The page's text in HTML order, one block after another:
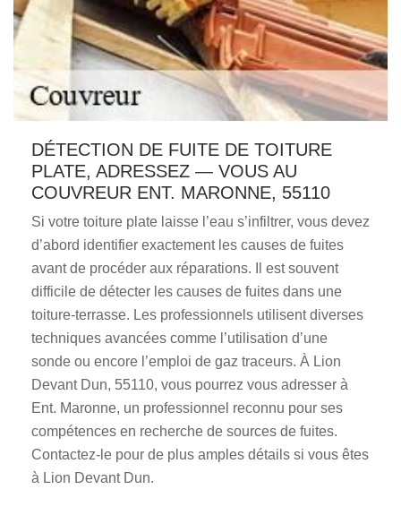
DÉTECTION DE FUITE DE TOITURE
PLATE, ADRESSEZ — VOUS AU
COUVREUR ENT. MARONNE, 55110
Si votre toiture plate laisse l’eau s’infiltrer, vous devez
d’abord identifier exactement les causes de fuites
avant de procéder aux réparations. Il est souvent
difficile de détecter les causes de fuites dans une
toiture-terrasse. Les professionnels utilisent diverses
techniques avancées comme l’utilisation d’une
sonde ou encore l’emploi de gaz traceurs. À Lion
Devant Dun, 55110, vous pourrez vous adresser à
Ent. Maronne, un professionnel reconnu pour ses
compétences en recherche de sources de fuites.
Contactez-le pour de plus amples détails si vous êtes
à Lion Devant Dun.